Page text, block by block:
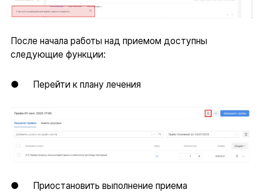
После начала работы над приемом доступны
следующие функции:
● Перейти к плану лечения
● Приостановить выполнение приема